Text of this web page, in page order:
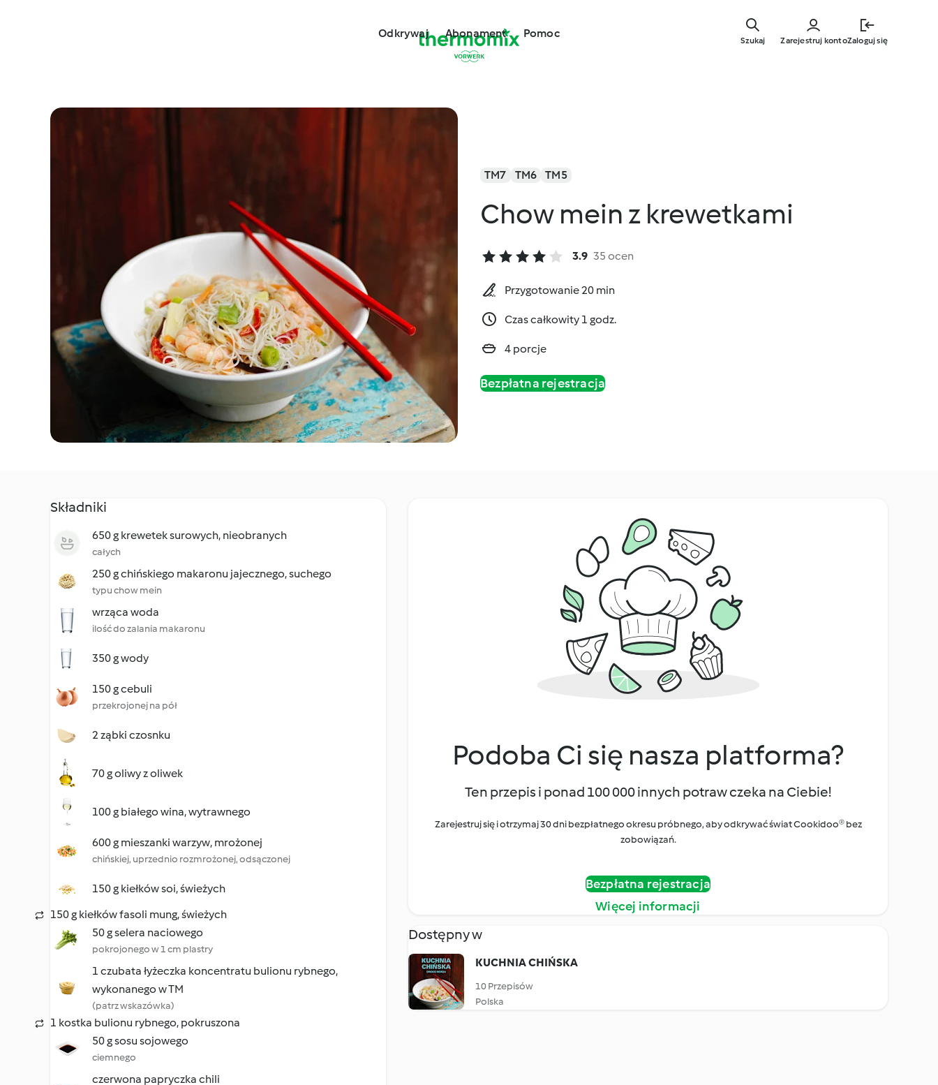
głównej
Odkrywaj Abonament Pomoc
Zarejestruj kontoZaloguj się
Szukaj
TM7 TM6 TM5
Chow mein z krewetkami
3.9 35 ocen
Przygotowanie 20 min
Czas całkowity 1 godz.
4 porcje
Bezpłatna rejestracja
Składniki
650 g krewetek surowych, nieobranych
całych
250 g chińskiego makaronu jajecznego, suchego
typu chow mein
wrząca woda
ilość do zalania makaronu
350 g wody
150 g cebuli
przekrojonej na pół
2 ząbki czosnku
70 g oliwy z oliwek
100 g białego wina, wytrawnego
600 g mieszanki warzyw, mrożonej
chińskiej, uprzednio rozmrożonej, odsączonej
150 g kiełków soi, świeżych
150 g kiełków fasoli mung, świeżych
50 g selera naciowego
pokrojonego w 1 cm plastry
1 czubata łyżeczka koncentratu bulionu rybnego,
wykonanego w TM
(patrz wskazówka)
1 kostka bulionu rybnego, pokruszona
50 g sosu sojowego
ciemnego
czerwona papryczka chili
Podoba Ci się nasza platforma?
Ten przepis i ponad 100 000 innych potraw czeka na Ciebie!
Zarejestruj się i otrzymaj 30 dni bezpłatnego okresu próbnego, aby odkrywać świat Cookidoo® bez
zobowiązań.
Bezpłatna rejestracja
Więcej informacji
Dostępny w
KUCHNIA CHIŃSKA
10 Przepisów
Polska